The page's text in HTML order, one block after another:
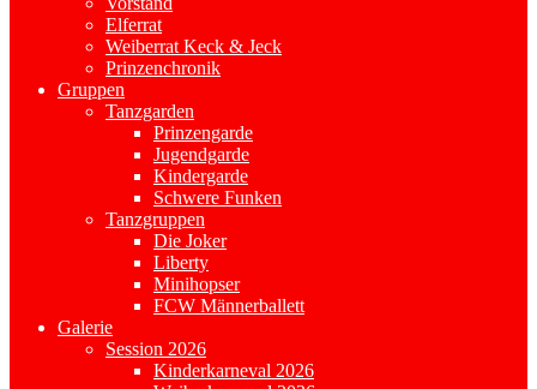
Elferrat
Weiberrat Keck & Jeck
Prinzenchronik
Gruppen
Tanzgarden
Prinzengarde
Jugendgarde
Kindergarde
Schwere Funken
Tanzgruppen
Die Joker
Liberty
Minihopser
FCW Männerballett
Galerie
Session 2026
Kinderkarneval 2026